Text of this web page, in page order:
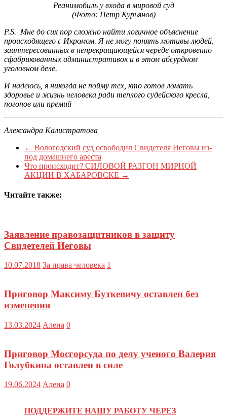
Реанимобиль у входа в мировой суд
(Фото: Петр Курьянов)
P.S. Мне до сих пор сложно найти логичное объяснение
происходящего с Икромом. Я не могу понять мотивы людей,
заинтересованных в непрекращающейся череде откровенно
сфабрикованных административок и в этом абсурдном
уголовном деле.
И надеюсь, я никогда не пойму тех, кто готов ломать
здоровье и жизнь человека ради теплого судейского кресла,
погонов или премий
Александра Калистратова
← Вологодский суд освободил Свидетеля Иеговы из-
под домашнего ареста
Что происходит? СИЛОВОЙ РАЗГОН МИРНОЙ
АКЦИИ В ХАБАРОВСКЕ →
Читайте также:
Заявление правозащитников в защиту
Свидетелей Иеговы
10.07.2018 За права человека 1
Приговор Максиму Буткевичу оставлен без
изменения
13.03.2024 Алена 0
Приговор Мосгорсуда по делу ученого Валерия
Голубкина оставлен в силе
19.06.2024 Алена 0
ПОДДЕРЖИТЕ НАШУ РАБОТУ ЧЕРЕЗ